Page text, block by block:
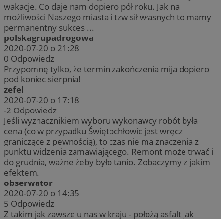
wakacje. Co daje nam dopiero pół roku. Jak na
możliwości Naszego miasta i tzw sił własnych to mamy
permanentny sukces ...
polskagrupadrogowa
2020-07-20 o 21:28
0 Odpowiedz
Przypomnę tylko, że termin zakończenia mija dopiero
pod koniec sierpnia!
zefel
2020-07-20 o 17:18
-2 Odpowiedz
Jeśli wyznacznikiem wyboru wykonawcy robót była
cena (co w przypadku Świętochłowic jest wręcz
graniczące z pewnością), to czas nie ma znaczenia z
punktu widzenia zamawiającego. Remont może trwać i
do grudnia, ważne żeby było tanio. Zobaczymy z jakim
efektem.
obserwator
2020-07-20 o 14:35
5 Odpowiedz
Z takim jak zawsze u nas w kraju - położą asfalt jak